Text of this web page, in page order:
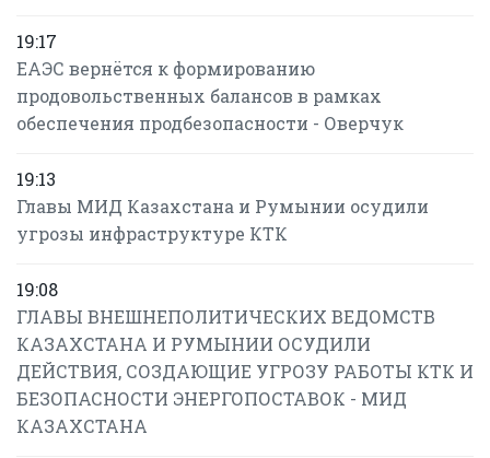
19:17
ЕАЭС вернётся к формированию
продовольственных балансов в рамках
обеспечения продбезопасности - Оверчук
19:13
Главы МИД Казахстана и Румынии осудили
угрозы инфраструктуре КТК
19:08
ГЛАВЫ ВНЕШНЕПОЛИТИЧЕСКИХ ВЕДОМСТВ
КАЗАХСТАНА И РУМЫНИИ ОСУДИЛИ
ДЕЙСТВИЯ, СОЗДАЮЩИЕ УГРОЗУ РАБОТЫ КТК И
БЕЗОПАСНОСТИ ЭНЕРГОПОСТАВОК - МИД
КАЗАХСТАНА